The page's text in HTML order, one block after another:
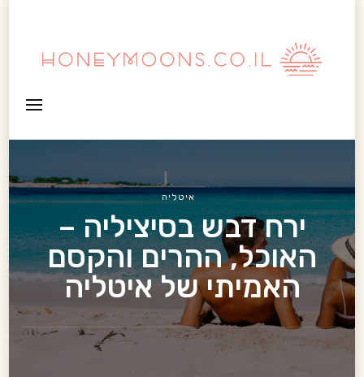
איטליה
ירח דבש בסיציליה –
האוכל, ההרים והקסם
האמיתי של איטליה